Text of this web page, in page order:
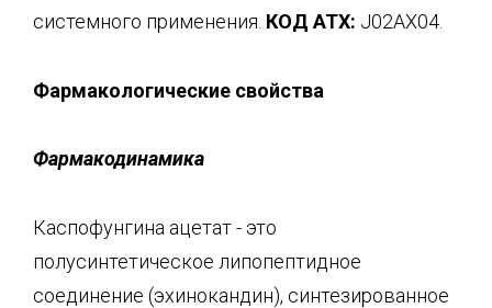
системного применения. КОД ATX: J02AX04.
Фармакологические свойства
Фармакодинамика
Каспофунгина ацетат - это
полусинтетическое липопептидное
соединение (эхинокандин), синтезированное